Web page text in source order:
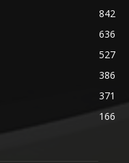
842
636
527
386
371
166